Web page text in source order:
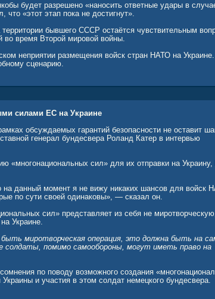
будет разрешено «наносить ответные удары в
что «этот этап пока не достигнут».
территории бывшего СССР остаётся чувствительным
во время Второй мировой войны.
неприятии размещения войск стран НАТО на Украине.
сценарию.
силами ЕС на Украине
обсуждаемых гарантий безопасности не оставит
генерал бундесвера Роланд Катер в интервью
«многонациональных сил» для их отправки на Украину,
на данный момент я не вижу никаких шансов для войск
по сути своей одинаковы», — сказал он.
сил» представляет из себя не
Украине.
миротворческая операция, это должна быть на
солдаты, помимо самообороны, могут иметь право на
по поводу возможного создания
и участия в этом солдат немецкого бундесвера.